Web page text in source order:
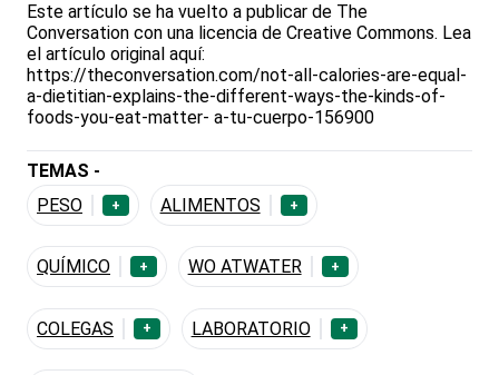
Este artículo se ha vuelto a publicar de The
Conversation con una licencia de Creative Commons. Lea
el artículo original aquí:
https://theconversation.com/not-all-calories-are-equal-
a-dietitian-explains-the-different-ways-the-kinds-of-
foods-you-eat-matter- a-tu-cuerpo-156900
TEMAS -
PESO
+ ALIMENTOS +
QUÍMICO + WO ATWATER +
COLEGAS + LABORATORIO +